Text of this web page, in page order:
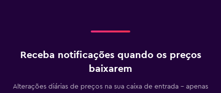
Receba notificações quando os preços
baixarem
Alterações diárias de preços na sua caixa de entrada - apenas